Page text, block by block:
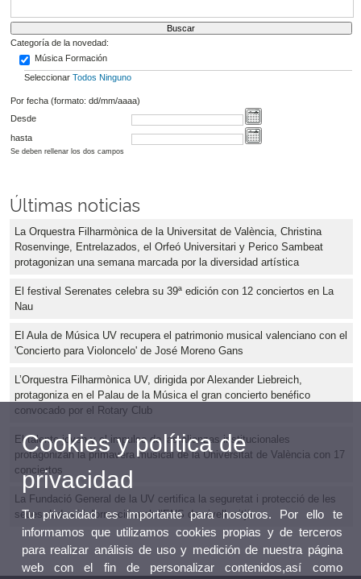
Categoría de la novedad:
Música Formación
Seleccionar Todos Ninguno
Por fecha (formato: dd/mm/aaaa)
Desde
hasta
Se deben rellenar los dos campos
Últimas noticias
La Orquestra Filharmònica de la Universitat de València, Christina
Rosenvinge, Entrelazados, el Orfeó Universitari y Perico Sambeat
protagonizan una semana marcada por la diversidad artística
El festival Serenates celebra su 39ª edición con 12 conciertos en La
Nau
El Aula de Música UV recupera el patrimonio musical valenciano con el
'Concierto para Violoncelo' de José Moreno Gans
L’Orquestra Filharmònica UV, dirigida por Alexander Liebreich,
protagoniza en el Palau de la Música el gran concierto benéfico
convocado por el Rotary Club
El talento joven y el impulso de las alianzas institucionales
protagonizan la primavera musical de la Universitat de València con 17
conciertos
La Fundació General de la UV certifica la seguretat i protecció de les
seues dades i informació amb l’ENS de nivell mitjà
Cookies y política de
privacidad
Tu privacidad es importante para nosotros. Por ello te
informamos que utilizamos cookies propias y de terceros
para realizar análisis de uso y medición de nuestra página
web con el fin de personalizar contenidos,así como